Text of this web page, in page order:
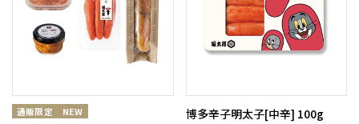
博多辛子明太子[中辛] 100g